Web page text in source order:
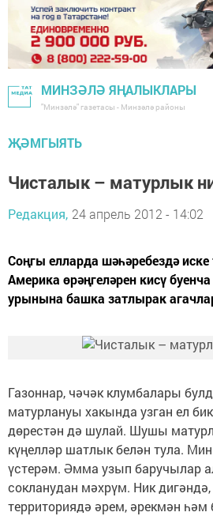
МИНЗӘЛӘ ЯҢАЛЫКЛАРЫ
"Минзәлә" газетасы - Минзәлә районы
ҖӘМГЫЯТЬ
Чисталык – матурлык
Редакция, 24 апрель 2012 - 14:02
Соңгы елларда шәһәребездә
Америка өрәңгеләрен кисү
урынына башка затлырак
Газоннар, чәчәк клумбалары
матурлануы ха­кында узган ел
дөрестән дә шулай. Шушы
күңелләр шатлык белән тула.
үстерәм. Әмма узып баручылар
сокланудан мәхрүм. Ник
территориядә әрем, әрекмән һәм